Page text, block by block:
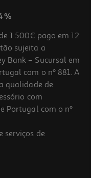
%
1.500€ pago em 12
sujeita a
Bank – Sucursal em
com o nº 881. A
qualidade de
com
Portugal com o nº
serviços de